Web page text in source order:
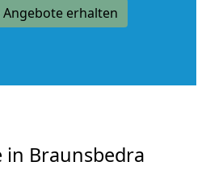
Angebote erhalten
in Braunsbedra